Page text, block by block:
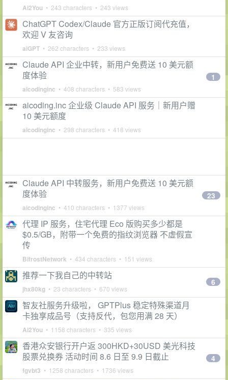
Ai2You • 243 characters • 243 views
ChatGPT Codex/Claude 官方正版订阅代充值，
欢迎 V 友咨询
aiGPT • 262 characters • 233 views
Claude API 企业中转，新用户免费送 10 美元额
度体验
aicodinginc • 408 characters • 583 views
1
aicoding.inc 企业级 Claude API 服务｜新用户赠
10 美元额度
aicodinginc • 298 characters • 418 views
Claude API 中转服务，新用户免费送 10 美元额
度体验
aicodinginc • 410 characters • 1377 views
23
代理 IP 服务，住宅代理 Eco 版购买多少都是
$0.5/GB，附带一个免费的指纹浏览器 不虚假宣
传
BifrostNetwork • 434 characters • 151 views
推荐一下我自己的中转站
jhx80kg • 23 characters • 670 views
6
智友社服务升级啦， GPTPlus 稳定特殊渠道月
卡独享成品号（支持反代，包您用满 28 天）
Ai2You • 1158 characters • 335 views
香港众安银行开户返 300HKD+30USD 美光科技
股票兑换券 活动时间 8.6 日至 9.9 日截止
fgvbt3 • 1258 characters • 1736 views
4